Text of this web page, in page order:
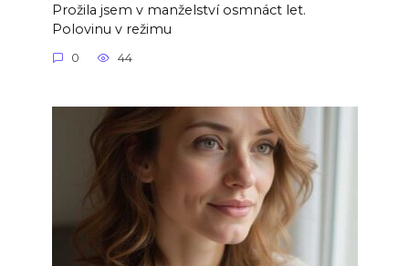
Prožila jsem v manželství osmnáct let.
Polovinu v režimu
0 44